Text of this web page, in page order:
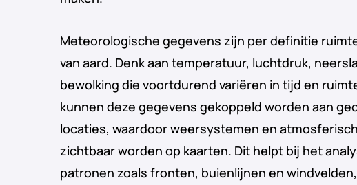
Meteorologische gegevens zijn per definitie
van aard. Denk aan temperatuur, luchtdruk,
bewolking die voortdurend variëren in tijd en
kunnen deze gegevens gekoppeld worden aan
locaties, waardoor weersystemen en
zichtbaar worden op kaarten. Dit helpt bij het
patronen zoals fronten, buienlijnen en